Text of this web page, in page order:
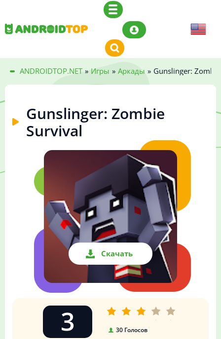
ANDROIDTOP.NET » Игры » Аркады » Gunslinger:
Gunslinger: Zombie
Survival
Скачать
3 30 Голосов